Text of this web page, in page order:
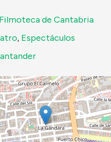
Filmoteca de Cantabria
, Espectáculos